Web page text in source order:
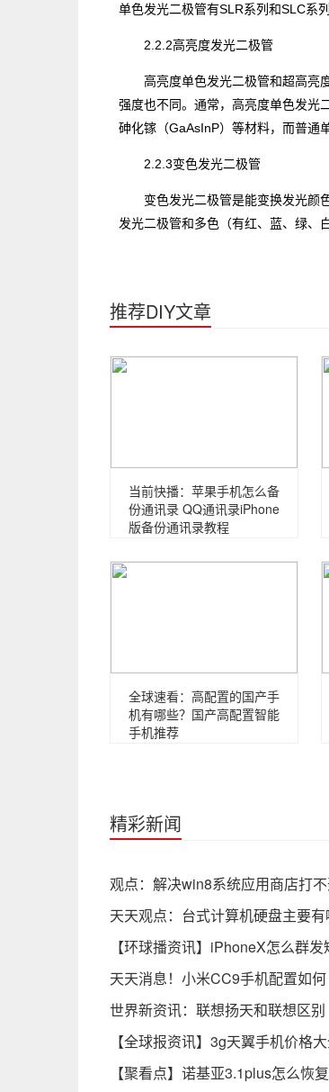
单色发光二极管有SLR系列和SLC系列
2.2.2高亮度发光二极管
高亮度单色发光二极管和超高亮
强度也不同。通常，高亮度单色发光
砷化镓（GaAsInP）等材料，而普通
2.2.3变色发光二极管
变色发光二极管是能变换发光颜色
发光二极管和多色（有红、蓝、绿、
推荐DIY文章
当前快播：苹果手机怎么备
份通讯录 QQ通讯录iPhone
版备份通讯录教程
全球速看：高配置的国产手
机有哪些？国产高配置智能
手机推荐
精彩新闻
观点：解决win8系统应用商店打
天天观点：台式计算机硬盘主要
【环球播资讯】iPhoneX怎么群
天天消息！小米CC9手机配置如
世界新资讯：联想扬天和联想区别
【全球报资讯】3g天翼手机价格
【聚看点】诺基亚3.1plus怎么恢